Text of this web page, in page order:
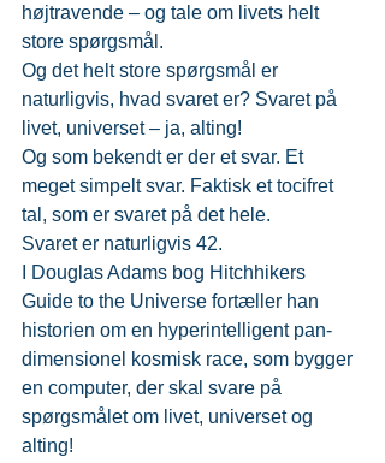
højtravende – og tale om livets helt
store spørgsmål.
Og det helt store spørgsmål er
naturligvis, hvad svaret er? Svaret på
livet, universet – ja, alting!
Og som bekendt er der et svar. Et
meget simpelt svar. Faktisk et tocifret
tal, som er svaret på det hele.
Svaret er naturligvis 42.
I Douglas Adams bog Hitchhikers
Guide to the Universe fortæller han
historien om en hyperintelligent pan-
dimensionel kosmisk race, som bygger
en computer, der skal svare på
spørgsmålet om livet, universet og
alting!